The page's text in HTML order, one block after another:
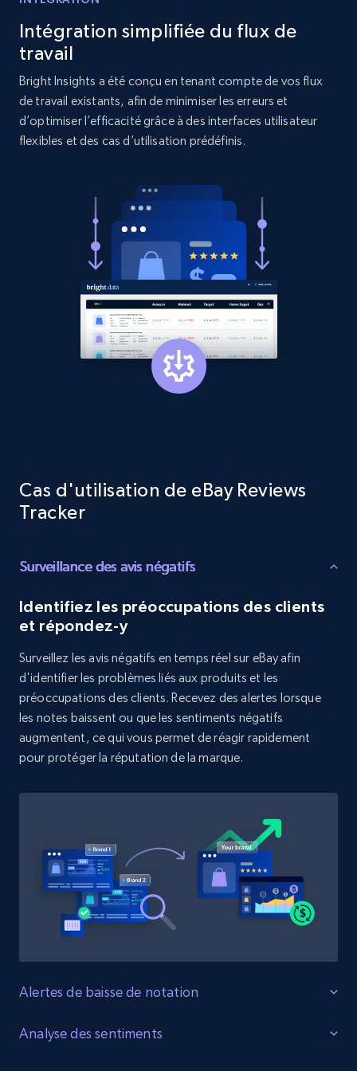
price, and more.
Amazon products search
price, Currency, Sold, and more.
181+
URL, Product id, Title, Product description,
Rating, Reviews count, Initial price, Discount,
Target - Gather data on products using
specified keywords
and more.
1.3K+ 175+ Commencer
Target - Discover products by category url
URL, Product id, Title, Product description,
Rating, Reviews count, Initial price, Discount,
and more.
1.3K+ 175+ Commencer
Target - Discover products by specified
UPC
URL, Product id, Title, Product description,
Rating, Reviews count, Initial price, Discount,
1.3K+ 175+
Intégration simplifiée du flux de
travail
Bright Insights a été conçu en tenant compte de vos flux
de travail existants, afin de minimiser les erreurs et
d’optimiser l’efficacité grâce à des interfaces utilisateur
flexibles et des cas d’utilisation prédéfinis.
Cas d'utilisation de eBay Reviews
Tracker
Surveillance des avis négatifs
Identifiez les préoccupations des clients
et répondez-y
Surveillez les avis négatifs en temps réel sur eBay afin
d'identifier les problèmes liés aux produits et les
préoccupations des clients. Recevez des alertes lorsque
les notes baissent ou que les sentiments négatifs
augmentent, ce qui vous permet de réagir rapidement
pour protéger la réputation de la marque.
Alertes de baisse de notation
Protégez les évaluations des produits
Analyse des sentiments